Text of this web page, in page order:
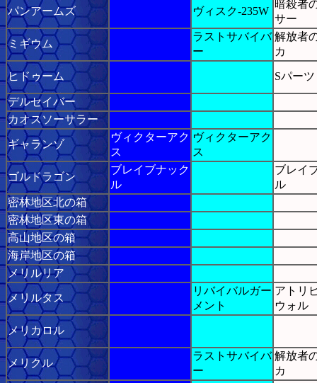
パンアームズ ヴィスク-235W
暗殺者
サー
ミギウム
ラストサバイバ
ー
解放者
カ
ヒドゥーム Sパーツ
デルセイバー
カオスソーサラー
ギャランゾ
ヴィクターアク
ス
ヴィクターアク
ス
ゴルドラゴン
ブレイブナック
ル
ブレイ
ル
密林地区北の箱
密林地区東の箱
高山地区の箱
海岸地区の箱
メリルリア
メリルタス
リバイバルガー
メント
アトリ
ウォル
メリカロル
メリクル
ラストサバイバ
ー
解放者
カ